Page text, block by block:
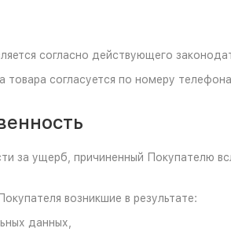
согласно действующего
согласуется по номеру
за ущерб, причиненный Покупателю
возникшие в результате:
данных,